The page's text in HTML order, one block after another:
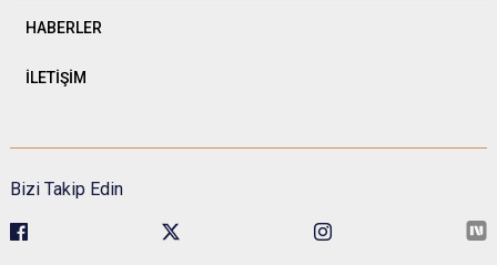
HABERLER
İLETİŞİM
Bizi Takip Edin